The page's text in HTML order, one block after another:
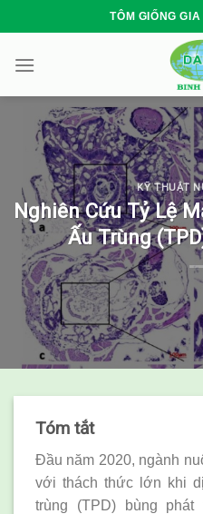
to
content
TÔM GIỐNG
KỸ THUẬT
Nghiên Cứu Tỷ Lệ
Ấu Trùng
Tóm tắt
Đầu năm 2020, ngành
với thách thức lớn khi
trùng (TPD) bùng